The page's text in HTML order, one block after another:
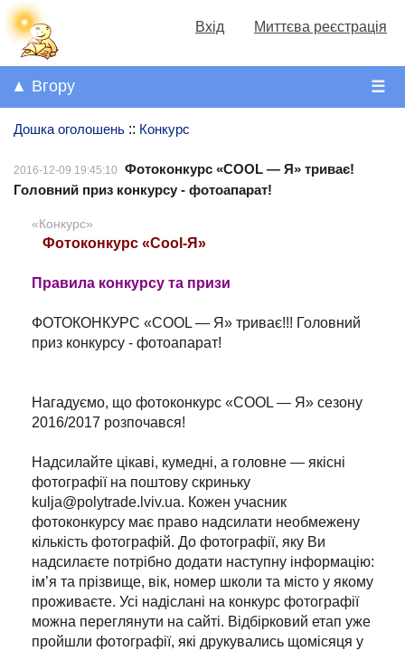
Вхід Миттєва реєстрація
☰
▲ Вгору
Дошка оголошень :: Конкурс
2016-12-09 19:45:10
Фотоконкурс «COOL — Я» триває!
Головний приз конкурсу - фотоапарат!
«Конкурс»
Фотоконкурс «Cool-Я»
Правила конкурсу та призи
ФОТОКОНКУРС «COOL — Я» триває!!! Головний
приз конкурсу - фотоапарат!
Нагадуємо, що фотоконкурс «COOL — Я» сезону
2016/2017 розпочався!
Надсилайте цікаві, кумедні, а головне — якісні
фотографії на поштову скриньку
kulja@polytrade.lviv.ua. Кожен учасник
фотоконкурсу має право надсилати необмежену
кількість фотографій. До фотографії, яку Ви
надсилаєте потрібно додати наступну інформацію:
ім’я та прізвище, вік, номер школи та місто у якому
проживаєте. Усі надіслані на конкурс фотографії
можна переглянути на сайті. Відбірковий етап уже
пройшли фотографії, які друкувались щомісяця у